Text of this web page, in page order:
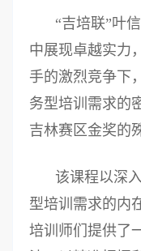
“吉培联”叶
中展现卓越实力
手的激烈竞争下
务型培训需求的
吉林赛区金奖的
该课程以深
型培训需求的内
培训师们提供了